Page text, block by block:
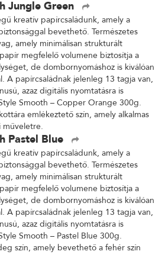
Jungle Green
kreatív papírcsaládunk, amely a
bevethető. Természetes
amely minimálisan strukturált
megfelelő volumene biztosítja a
de dombornyomáshoz is kiválóan
A papírcsaládnak jelenleg 13 tagja van,
azaz digitális nyomtatásra is
Smooth – Copper Orange 300g.
emlékeztető szín, amely alkalmas
műveletre.
Pastel Blue
kreatív papírcsaládunk, amely a
bevethető. Természetes
amely minimálisan strukturált
megfelelő volumene biztosítja a
de dombornyomáshoz is kiválóan
A papírcsaládnak jelenleg 13 tagja van,
azaz digitális nyomtatásra is
Smooth – Pastel Blue 300g.
szín, amely bevethető a fehér szín